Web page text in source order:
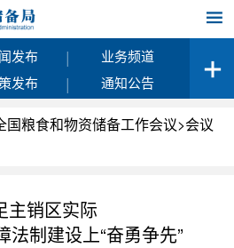
发布 |
业务频道
发布 | 通知公告
国粮食和物资储备工作会议>会议
主销区实际
法制建设上“奋勇争先”